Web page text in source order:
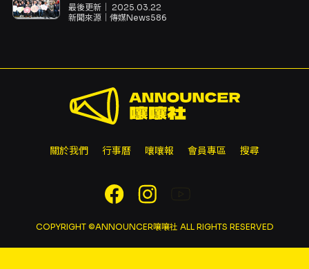
最後更新｜ 2025.03.22
新聞來源｜ 傳媒News586
關於我們 行事曆 嚷嚷報 會員專區 搜尋
COPYRIGHT ©ANNOUNCER嚷嚷社 ALL RIGHTS RESERVED